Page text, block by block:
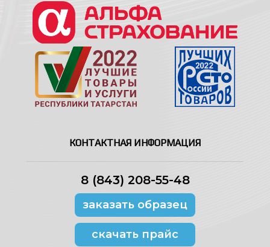
КОНТАКТНАЯ ИНФОРМАЦИЯ
8 (843) 208-55-48
заказать образец
скачать прайс